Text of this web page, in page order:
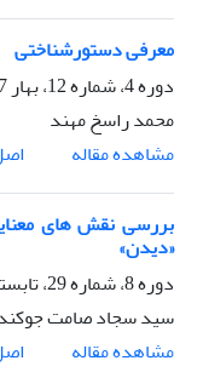
معرفی دستورشناختی
دوره 4، شماره 12، بهار 1387، صفحه
محمد راسخ مهند
مشاهده مقاله
بررسی نقش های
«دیدن»
دوره 8، شماره 29، تابستان 1391، صفحه
سید سجاد صامت
مشاهده مقاله